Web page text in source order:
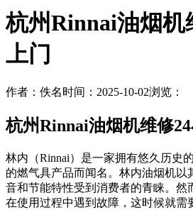
杭州Rinnai油烟机
上门
作者：佚名时间：2025-10-02浏览：
杭州Rinnai油烟机维修
林内（Rinnai）是一家拥有悠久历史
的燃气具产品而闻名。林内油烟机以
音和节能特性受到消费者的青睐。然
在使用过程中遇到故障，这时候就需